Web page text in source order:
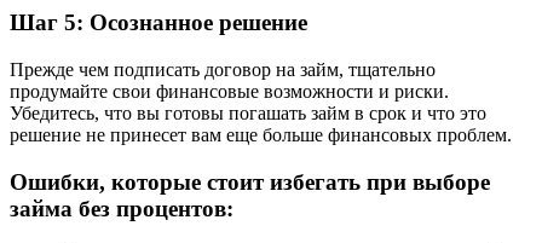
Шаг 5: Осознанное решение
Прежде чем подписать договор на займ, тщательно
продумайте свои финансовые возможности и риски.
Убедитесь, что вы готовы погашать займ в срок и что это
решение не принесет вам еще больше финансовых проблем.
Ошибки, которые стоит избегать при выборе
займа без процентов: